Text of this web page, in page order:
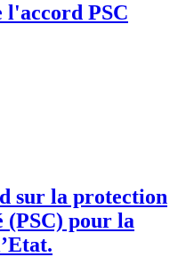
l'accord PSC
sur la protection
(PSC) pour la